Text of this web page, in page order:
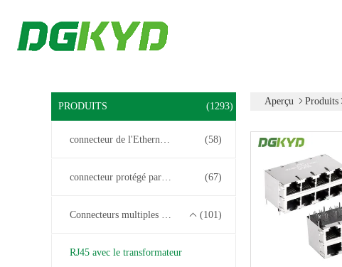
PRODUITS (1293)
connecteur de l'Ethernet rj45 (58)
connecteur protégé par rj45 (67)
Connecteurs multiples du port RJ45 (101)
RJ45 avec le transformateur
Aperçu Produits